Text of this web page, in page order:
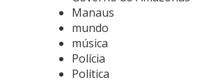
Manaus
mundo
música
Polícia
Política